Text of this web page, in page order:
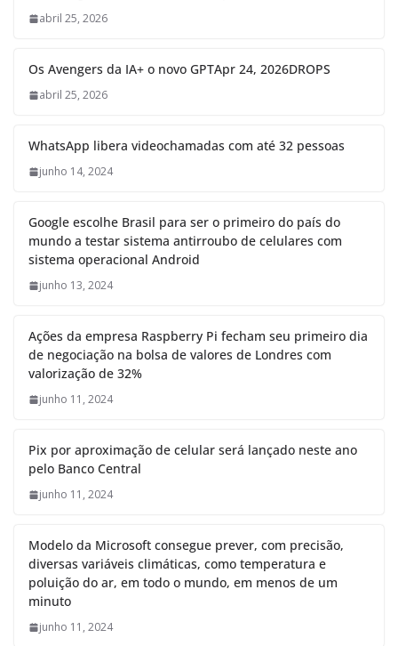
abril 25, 2026
Os Avengers da IA+ o novo GPTApr 24, 2026DROPS
abril 25, 2026
WhatsApp libera videochamadas com até 32 pessoas
junho 14, 2024
Google escolhe Brasil para ser o primeiro do país do
mundo a testar sistema antirroubo de celulares com
sistema operacional Android
junho 13, 2024
Ações da empresa Raspberry Pi fecham seu primeiro dia
de negociação na bolsa de valores de Londres com
valorização de 32%
junho 11, 2024
Pix por aproximação de celular será lançado neste ano
pelo Banco Central
junho 11, 2024
Modelo da Microsoft consegue prever, com precisão,
diversas variáveis climáticas, como temperatura e
poluição do ar, em todo o mundo, em menos de um
minuto
junho 11, 2024